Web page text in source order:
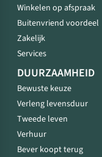
Winkelen op afspraak
Buitenvriend voordeel
Zakelijk
Services
DUURZAAMHEID
Bewuste keuze
Verleng levensduur
Tweede leven
Verhuur
Bever koopt terug